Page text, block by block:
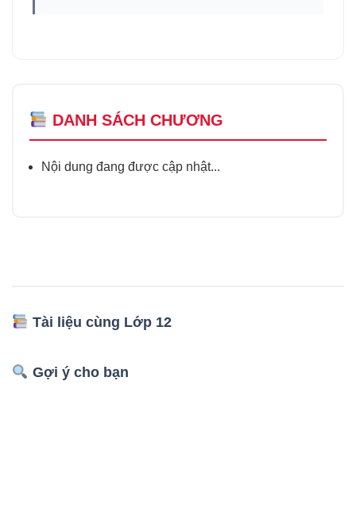
DANH SÁCH CHƯƠNG
Nội dung đang được cập nhật...
Tài liệu cùng Lớp 12
Gợi ý cho bạn